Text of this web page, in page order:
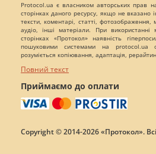
Protocol.ua є власником авторських прав
сторінках даного ресурсу, якщо не вказано
тексти, коментарі, статті,
аудіо, інші матеріали. При
сторінках «Протокол» наявність
пошуковими системами на protocol.ua
розуміється копіювання, адаптація,
Повний текст
Приймаємо до оплати
Copyright © 2014-2026 «Протокол».